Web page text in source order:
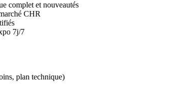
complet et nouveautés
CHR
7j/7
plan technique)